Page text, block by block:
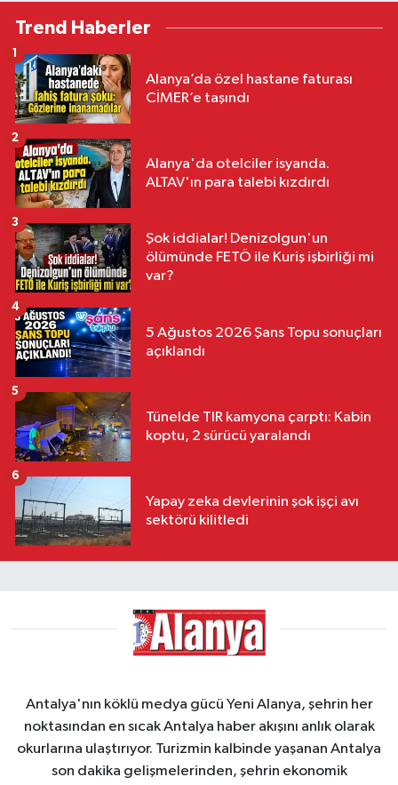
Trend Haberler
Alanya’da özel hastane faturası
CİMER’e taşındı
1
Alanya'da otelciler isyanda.
ALTAV'ın para talebi kızdırdı
2
Şok iddialar! Denizolgun'un
ölümünde FETÖ ile Kuriş işbirliği mi
var?
3
5 Ağustos 2026 Şans Topu sonuçları
açıklandı
4
Tünelde TIR kamyona çarptı: Kabin
koptu, 2 sürücü yaralandı
5
Yapay zeka devlerinin şok işçi avı
sektörü kilitledi
6
Antalya'nın köklü medya gücü Yeni Alanya, şehrin her
noktasından en sıcak Antalya haber akışını anlık olarak
okurlarına ulaştırıyor. Turizmin kalbinde yaşanan Antalya
son dakika gelişmelerinden, şehrin ekonomik